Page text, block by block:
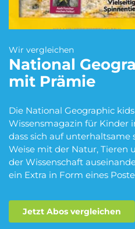
eBook Abo
Fitness Abo
Kino Abo
Wir vergleichen
National
mit Prämie
Die National Geographic
Wissensmagazin für Kinder
dass sich auf
Weise mit der Natur, Tieren
der Wissenschaft
ein Extra in Form eines
Jetzt Abos vergleichen